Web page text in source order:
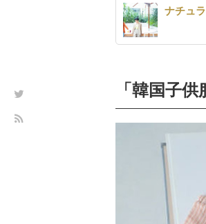
ナチュ
「韓国子